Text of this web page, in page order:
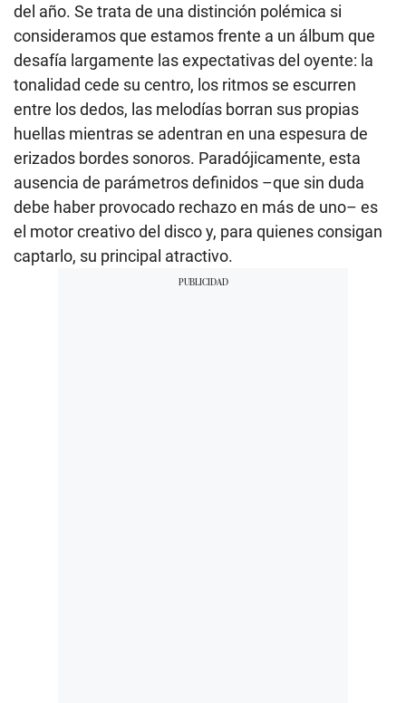
del año. Se trata de una distinción polémica si
consideramos que estamos frente a un álbum que
desafía largamente las expectativas del oyente: la
tonalidad cede su centro, los ritmos se escurren
entre los dedos, las melodías borran sus propias
huellas mientras se adentran en una espesura de
erizados bordes sonoros. Paradójicamente, esta
ausencia de parámetros definidos –que sin duda
debe haber provocado rechazo en más de uno– es
el motor creativo del disco y, para quienes consigan
captarlo, su principal atractivo.